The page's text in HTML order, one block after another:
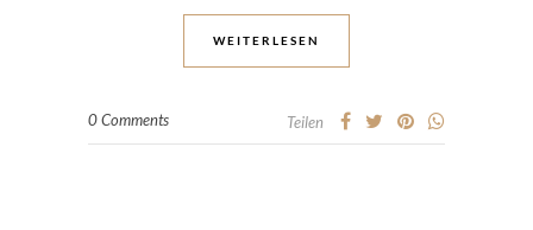
WEITERLESEN
0 Comments Teilen